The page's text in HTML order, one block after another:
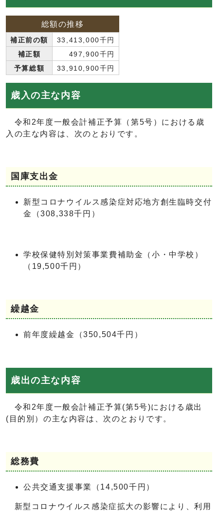
総額の推移
補正前の額
33,413,000千円
補正額
497,900千円
予算総額
33,910,900千円
歳入の主な内容
令和2年度一般会計補正予算（第5号）における歳
入の主な内容は、次のとおりです。
国庫支出金
新型コロナウイルス感染症対応地方創生臨時交付
金（308,338千円）
学校保健特別対策事業費補助金（小・中学校）
（19,500千円）
繰越金
前年度繰越金（350,504千円）
歳出の主な内容
令和2年度一般会計補正予算(第5号)における歳出
(目的別）の主な内容は、次のとおりです。
総務費
公共交通支援事業（14,500千円）
新型コロナウイルス感染症拡大の影響により、利用